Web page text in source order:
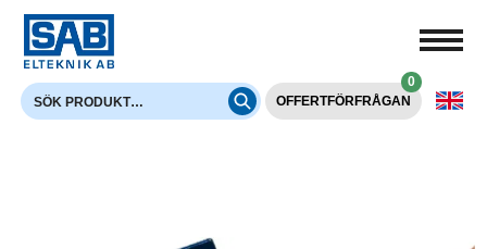
OFFERTFÖRFRÅGAN
0